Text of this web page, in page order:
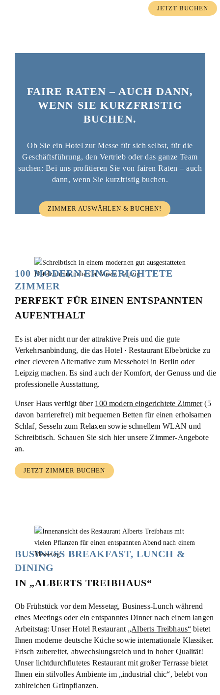
JETZT BUCHEN
FAIRE RATEN – AUCH DANN,
WENN SIE KURZFRISTIG
BUCHEN.
Ob Sie ein Hotel zur Messe für sich selbst, für die
Geschäftsführung, den Vertrieb oder das ganze Team
suchen: Bei uns profitieren Sie von fairen Raten – auch
dann, wenn Sie kurzfristig buchen.
ZIMMER AUSWÄHLEN & BUCHEN!
100 MODERN EINGERICHTETE
ZIMMER
PERFEKT FÜR EINEN ENTSPANNTEN
AUFENTHALT
Es ist aber nicht nur der attraktive Preis und die gute
Verkehrsanbindung, die das Hotel · Restaurant Elbebrücke zu
einer cleveren Alternative zum Messehotel in Berlin oder
Leipzig machen. Es sind auch der Komfort, der Genuss und die
professionelle Ausstattung.
Unser Haus verfügt über 100 modern eingerichtete Zimmer(5
davon barrierefrei) mit bequemen Betten für einen erholsamen
Schlaf, Sesseln zum Relaxen sowie schnellem WLAN und
Schreibtisch. Schauen Sie sich hier unsere Zimmer-Angebote
an.
JETZT ZIMMER BUCHEN
BUSINESS BREAKFAST, LUNCH &
DINING
IN „ALBERTS TREIBHAUS“
Ob Frühstück vor dem Messetag, Business-Lunch während
eines Meetings oder ein entspanntes Dinner nach einem langen
Arbeitstag: Unser Hotel Restaurant „Alberts Treibhaus“ bietet
Ihnen moderne deutsche Küche sowie internationale Klassiker.
Frisch zubereitet, abwechslungsreich und in hoher Qualität!
Unser lichtdurchflutetes Restaurant mit großer Terrasse bietet
Ihnen ein stilvolles Ambiente im „industrial chic“, belebt von
zahlreichen Grünpflanzen.